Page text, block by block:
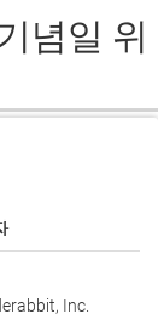
념일 위
Inc.